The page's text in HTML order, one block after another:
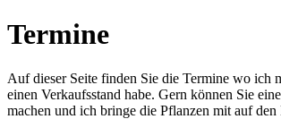
Termine
Auf dieser Seite finden Sie die Termine wo ich
einen Verkaufsstand habe. Gern können Sie
machen und ich bringe die Pflanzen mit auf den